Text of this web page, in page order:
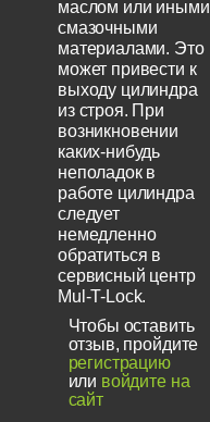
маслом или иными
смазочными
материалами. Это
может привести к
выходу цилиндра
из строя. При
возникновении
каких-нибудь
неполадок в
работе цилиндра
следует
немедленно
обратиться в
сервисный центр
Mul-T-Lock.
Чтобы оставить
отзыв, пройдите
регистрацию
или войдите на
сайт